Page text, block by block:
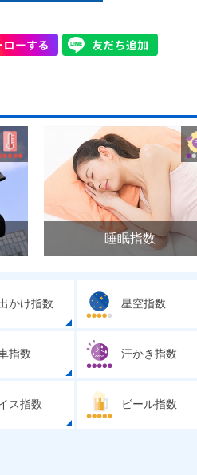
睡眠指数
かけ指数 星空指数
指数 汗かき指数
ス指数 ビール指数